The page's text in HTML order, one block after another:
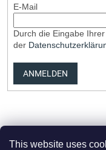
This website uses
E-Mail
Durch die Eingabe
der
ANMELDEN